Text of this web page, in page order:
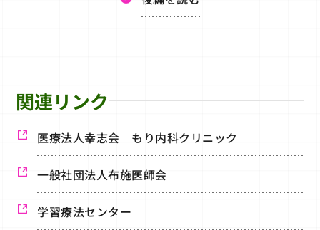
関連リンク
医療法人幸志会 もり内科クリニック
一般社団法人布施医師会
学習療法センター